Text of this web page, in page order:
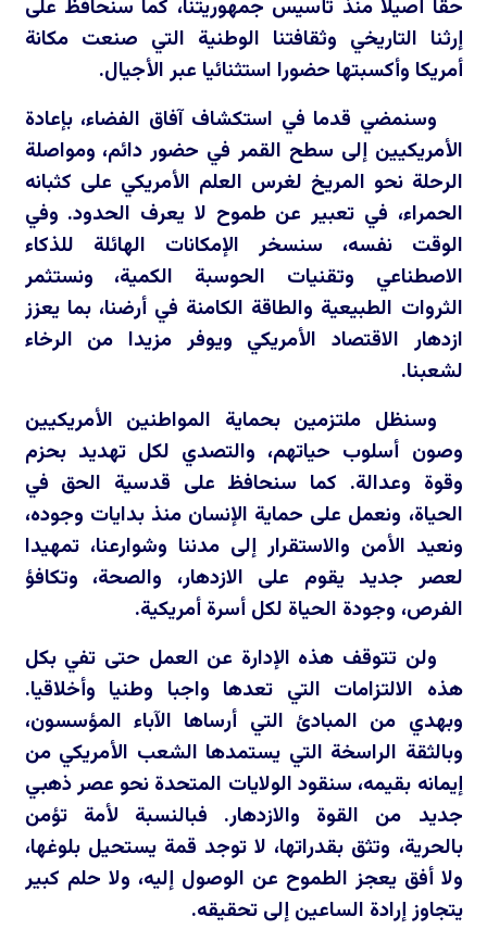
حقا أصيلا منذ تأسيس جمهوريتنا، كما سنحافظ على
إرثنا التاريخي وثقافتنا الوطنية التي صنعت مكانة
أمريكا وأكسبتها حضورا استثنائيا عبر الأجيال.
وسنمضي قدما في استكشاف آفاق الفضاء، بإعادة
الأمريكيين إلى سطح القمر في حضور دائم، ومواصلة
الرحلة نحو المريخ لغرس العلم الأمريكي على كثبانه
الحمراء، في تعبير عن طموح لا يعرف الحدود. وفي
الوقت نفسه، سنسخر الإمكانات الهائلة للذكاء
الاصطناعي وتقنيات الحوسبة الكمية، ونستثمر
الثروات الطبيعية والطاقة الكامنة في أرضنا، بما يعزز
ازدهار الاقتصاد الأمريكي ويوفر مزيدا من الرخاء
لشعبنا.
وسنظل ملتزمين بحماية المواطنين الأمريكيين
وصون أسلوب حياتهم، والتصدي لكل تهديد بحزم
وقوة وعدالة. كما سنحافظ على قدسية الحق في
الحياة، ونعمل على حماية الإنسان منذ بدايات وجوده،
ونعيد الأمن والاستقرار إلى مدننا وشوارعنا، تمهيدا
لعصر جديد يقوم على الازدهار، والصحة، وتكافؤ
الفرص، وجودة الحياة لكل أسرة أمريكية.
ولن تتوقف هذه الإدارة عن العمل حتى تفي بكل
هذه الالتزامات التي تعدها واجبا وطنيا وأخلاقيا.
وبهدي من المبادئ التي أرساها الآباء المؤسسون،
وبالثقة الراسخة التي يستمدها الشعب الأمريكي من
إيمانه بقيمه، سنقود الولايات المتحدة نحو عصر ذهبي
جديد من القوة والازدهار. فبالنسبة لأمة تؤمن
بالحرية، وتثق بقدراتها، لا توجد قمة يستحيل بلوغها،
ولا أفق يعجز الطموح عن الوصول إليه، ولا حلم كبير
يتجاوز إرادة الساعين إلى تحقيقه.